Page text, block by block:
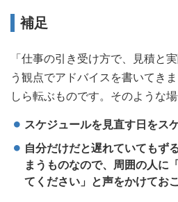
補足
「仕事の引き受け方で、見積と
う観点でアドバイスを書いてき
しら転ぶものです。そのような
スケジュールを見直す日をス
自分だけだと遅れていてもず
まうものなので、周囲の人に
てください」と声をかけてお